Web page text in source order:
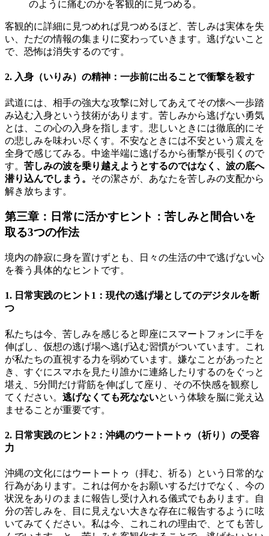
のように痛むのかを客観的に見つめる。
客観的に詳細に見つめれば見つめるほど、苦しみは実体を失
い、ただの情報の集まりに変わっていきます。逃げないこと
で、恐怖は消失するのです。
2. 入身（いりみ）の精神：一歩前に出ることで衝撃を殺す
武道には、相手の強大な攻撃に対してあえてその懐へ一歩踏
み込む入身という技術があります。苦しみから逃げない勇気
とは、この心の入身を指します。悲しいときには徹底的にそ
の悲しみを味わい尽くす。不安なときには不安という震えを
全身で感じてみる。中途半端に逃げるから衝撃が長引くので
す。 苦しみの波を乗り越えようとするのではなく、波の底へ
潜り込んでしまう。 その潔さが、あなたを苦しみの支配から
解き放ちます。
第三章：日常に活かすヒント：苦しみと間合いを
取る3つの作法
境内の静寂に身を置けずとも、日々の生活の中で逃げない心
を養う具体的なヒントです。
1. 日常実践のヒント1：現代の逃げ場としてのデジタルを断
つ
私たちは今、苦しみを感じると即座にスマートフォンに手を
伸ばし、仮想の逃げ場へ逃げ込む習慣がついています。これ
が私たちの直視する力を弱めています。嫌なことがあったと
き、すぐにスマホを見たり誰かに連絡したりするのをぐっと
堪え、5分間だけ背筋を伸ばして座り、その不快感を観察し
てください。 逃げなくても死なないという体験を脳に覚え込
ませることが重要です。
2. 日常実践のヒント2：沖縄のウートートゥ（祈り）の受容
力
沖縄の文化にはウートートゥ（拝む、祈る）という日常的な
行為があります。これは何かをお願いするだけでなく、今の
状況をありのままに報告し受け入れる儀式でもあります。自
分の苦しみを、目に見えない大きな存在に報告するように呟
いてみてください。私は今、これこれの理由で、とても苦し